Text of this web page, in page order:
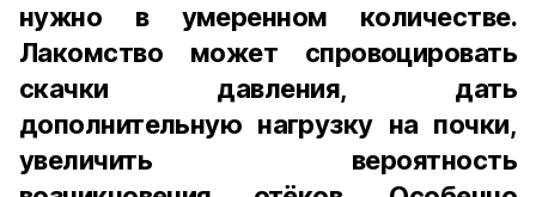
нужно в умеренном количестве.
Лакомство может спровоцировать
скачки давления, дать
дополнительную нагрузку на почки,
увеличить вероятность